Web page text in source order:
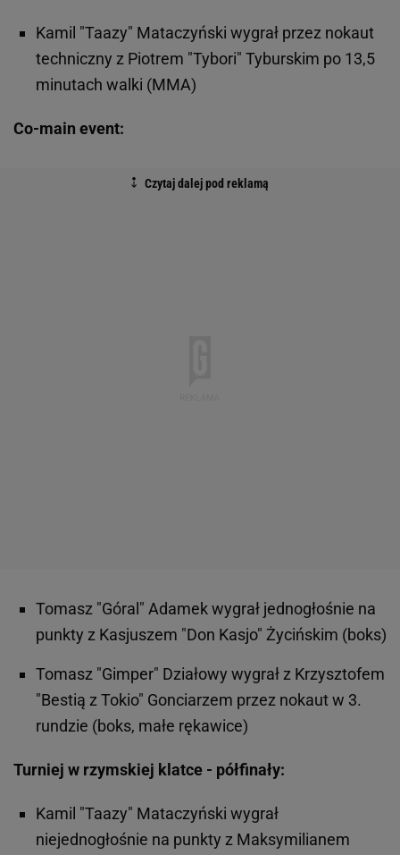
Kamil "Taazy" Mataczyński wygrał przez nokaut
techniczny z Piotrem "Tybori" Tyburskim po 13,5
minutach walki (MMA)
Co-main event:
Tomasz "Góral" Adamek wygrał jednogłośnie na
punkty z Kasjuszem "Don Kasjo" Życińskim (boks)
Tomasz "Gimper" Działowy wygrał z Krzysztofem
"Bestią z Tokio" Gonciarzem przez nokaut w 3.
rundzie (boks, małe rękawice)
Turniej w rzymskiej klatce - półfinały:
Kamil "Taazy" Mataczyński wygrał
niejednogłośnie na punkty z Maksymilianem